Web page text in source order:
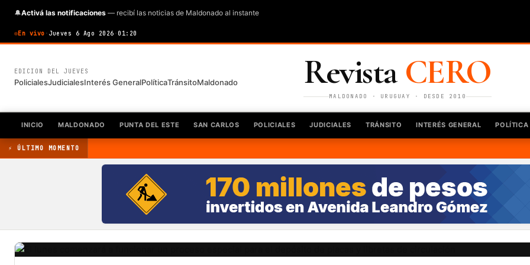
🔔Activá las notificaciones — recibí las noticias de Maldonado al instante
En vivo · Jueves 6 Ago 2026 ·01:20
EDICION DEL JUEVES
PolicialesJudicialesInterés GeneralPolíticaTránsitoMaldonado RevistaCERO
MALDONADO · URUGUAY · DESDE 2010
INICIO MALDONADO PUNTA DEL ESTE SAN CARLOS POLICIALES JUDICIALES TRÁNSITO INTERÉS GENERAL POLÍTICA
⚡ ÚLTIMO MOMENTO